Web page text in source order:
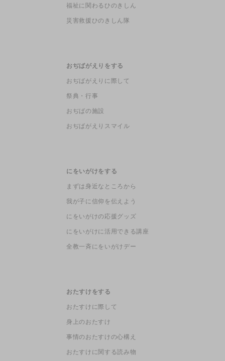
福祉に関わるひのきしん
災害救援ひのきしん隊
おぢばがえりをする
おぢばがえりに際して
祭典・行事
おぢばの施設
おぢばがえりスマイル
にをいがけをする
まずは身近なところから
我が子に信仰を伝えよう
にをいがけの応援グッズ
にをいがけに活用できる講座
全教一斉にをいがけデー
おたすけをする
おたすけに際して
身上のおたすけ
事情のおたすけの心構え
おたすけに関する読み物